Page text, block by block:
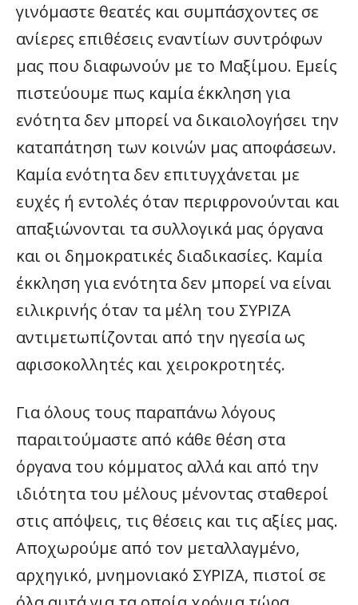
γινόμαστε θεατές και συμπάσχοντες σε
ανίερες επιθέσεις εναντίων συντρόφων
μας που διαφωνούν με το Μαξίμου. Εμείς
πιστεύουμε πως καμία έκκληση για
ενότητα δεν μπορεί να δικαιολογήσει την
καταπάτηση των κοινών μας αποφάσεων.
Καμία ενότητα δεν επιτυγχάνεται με
ευχές ή εντολές όταν περιφρονούνται και
απαξιώνονται τα συλλογικά μας όργανα
και οι δημοκρατικές διαδικασίες. Καμία
έκκληση για ενότητα δεν μπορεί να είναι
ειλικρινής όταν τα μέλη του ΣΥΡΙΖΑ
αντιμετωπίζονται από την ηγεσία ως
αφισοκολλητές και χειροκροτητές.
Για όλους τους παραπάνω λόγους
παραιτούμαστε από κάθε θέση στα
όργανα του κόμματος αλλά και από την
ιδιότητα του μέλους μένοντας σταθεροί
στις απόψεις, τις θέσεις και τις αξίες μας.
Αποχωρούμε από τον μεταλλαγμένο,
αρχηγικό, μνημονιακό ΣΥΡΙΖΑ, πιστοί σε